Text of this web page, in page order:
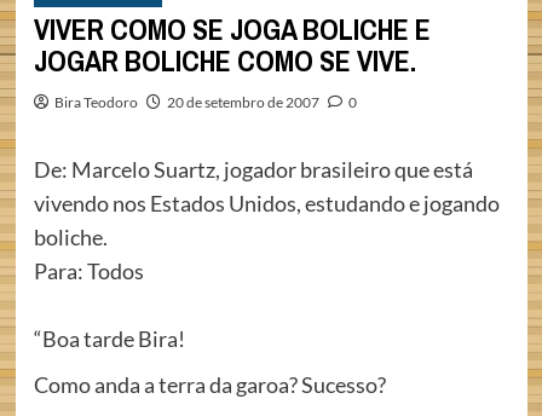
VIVER COMO SE JOGA BOLICHE E
JOGAR BOLICHE COMO SE VIVE.
Bira Teodoro 20 de setembro de 2007 0
De: Marcelo Suartz, jogador brasileiro que está
vivendo nos Estados Unidos, estudando e jogando
boliche.
Para: Todos
“Boa tarde Bira!
Como anda a terra da garoa? Sucesso?